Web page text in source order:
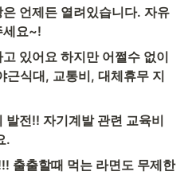
언제든 열려있습니다. 자유
세요~!
있어요 하지만 어쩔수 없이
근식대, 교통비, 대체휴무 지
발전!! 자기계발 관련 교육비
.
출출할때 먹는 라면도 무제한